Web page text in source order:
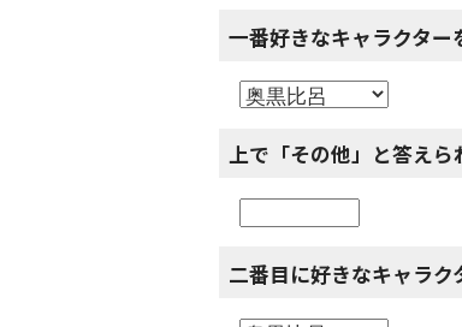
一番好きなキャラクター
上で「その他」と答えら
二番目に好きなキャラク